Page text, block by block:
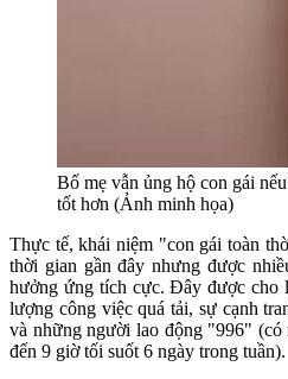
Bố mẹ vẫn ủng hộ con gái
tốt hơn (Ảnh minh họa)
Thực tế, khái niệm "con gái toàn
thời gian gần đây nhưng được
hưởng ứng tích cực. Đây được cho
lượng công việc quá tải, sự cạnh
và những người lao động "996"
đến 9 giờ tối suốt 6 ngày trong tuần).